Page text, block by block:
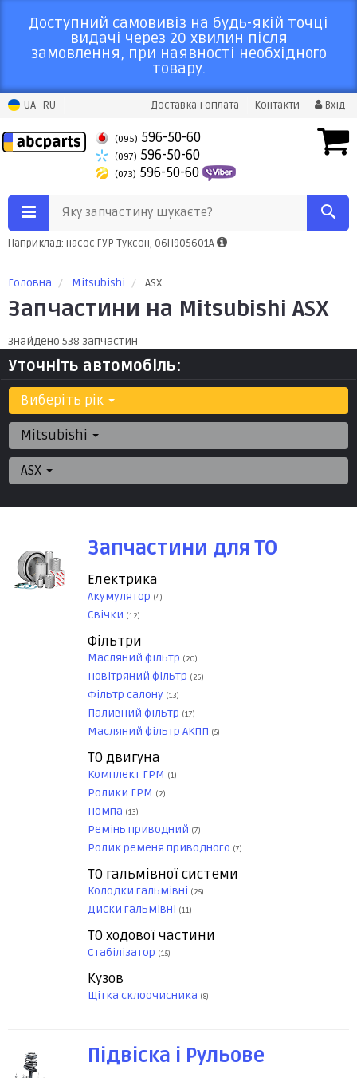
Доступний самовивіз на будь-якій точці
видачі через 20 хвилин після
замовлення, при наявності необхідного
товару.
UA RU Доставка і оплата Контакти Вхід
(095) 596-50-60
(097) 596-50-60
(073) 596-50-60
Яку запчастину шукаєте?
Наприклад: насос ГУР Туксон, 06H905601A
Головна Mitsubishi ASX
Запчастини на Mitsubishi ASX
Знайдено 538 запчастин
Уточніть автомобіль:
Виберіть рік
Mitsubishi
ASX
Запчастини для ТО
Електрика
Акумулятор (4)
Свічки (12)
Фільтри
Масляний фільтр (20)
Повітряний фільтр (26)
Фільтр салону (13)
Паливний фільтр (17)
Масляний фільтр АКПП (5)
ТО двигуна
Комплект ГРМ (1)
Ролики ГРМ (2)
Помпа (13)
Ремінь приводний (7)
Ролик ременя приводного (7)
ТО гальмівної системи
Колодки гальмівні (25)
Диски гальмівні (11)
ТО ходової частини
Стабілізатор (15)
Кузов
Щітка склоочисника (8)
Підвіска і Рульове